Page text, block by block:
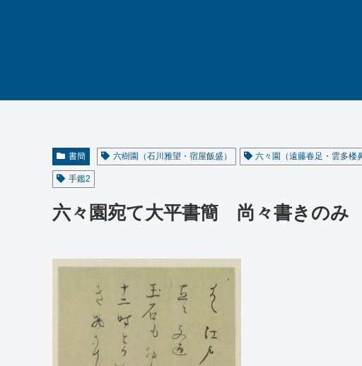
書簡 六樹園（石川雅望・宿屋飯盛） 六々園（遠藤春足・雲多楼
手鑑2
六々園宛て大平書簡 尚々書きのみ